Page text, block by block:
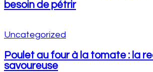
besoin de pétrir
Uncategorized
Poulet au four à la tomate : la
savoureuse